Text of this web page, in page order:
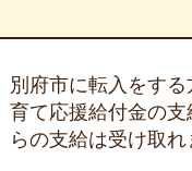
別府市に転入をす
育て応援給付金の
らの支給は受け取れ